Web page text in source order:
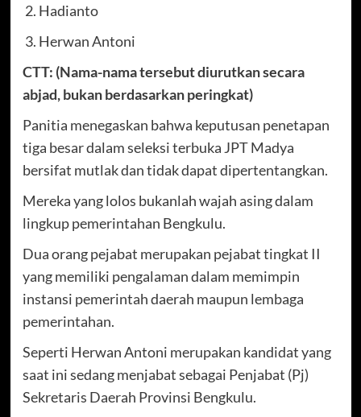
2. Hadianto
3. Herwan Antoni
CTT: (Nama-nama tersebut diurutkan secara
abjad, bukan berdasarkan peringkat)
Panitia menegaskan bahwa keputusan penetapan
tiga besar dalam seleksi terbuka JPT Madya
bersifat mutlak dan tidak dapat dipertentangkan.
Mereka yang lolos bukanlah wajah asing dalam
lingkup pemerintahan Bengkulu.
Dua orang pejabat merupakan pejabat tingkat II
yang memiliki pengalaman dalam memimpin
instansi pemerintah daerah maupun lembaga
pemerintahan.
Seperti Herwan Antoni merupakan kandidat yang
saat ini sedang menjabat sebagai Penjabat (Pj)
Sekretaris Daerah Provinsi Bengkulu.